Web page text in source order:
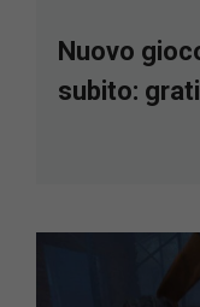
Nuovo
subito: